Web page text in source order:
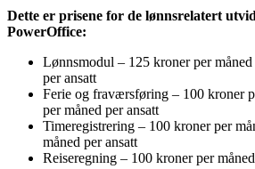
Dette er prisene for de lønnsrelatert
PowerOffice:
Lønnsmodul – 125 kroner per
per ansatt
Ferie og fraværsføring – 100 kroner
per måned per ansatt
Timeregistrering – 100 kroner per
måned per ansatt
Reiseregning – 100 kroner per